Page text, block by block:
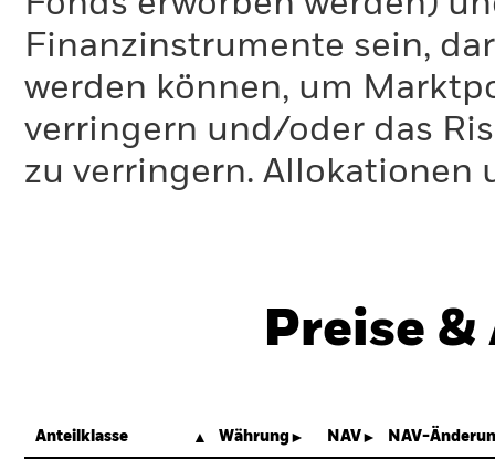
Finanzinstrumente sein,
werden können, um
verringern und/oder das
zu verringern. Allokationen
Preise
Anteilklasse Währung NAV NAV-